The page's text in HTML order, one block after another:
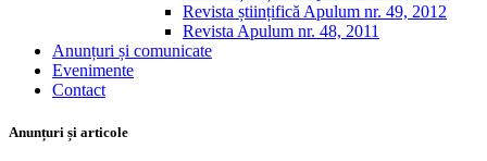
Revista științifică Apulum nr. 49, 2012
Revista Apulum nr. 48, 2011
Anunțuri și comunicate
Evenimente
Contact
Anunțuri și articole